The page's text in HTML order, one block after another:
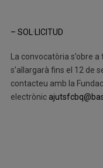
– SOL·LICITUD
La convocatòria s’obre
s’allargarà fins el 12 de
contacteu amb la
electrònic